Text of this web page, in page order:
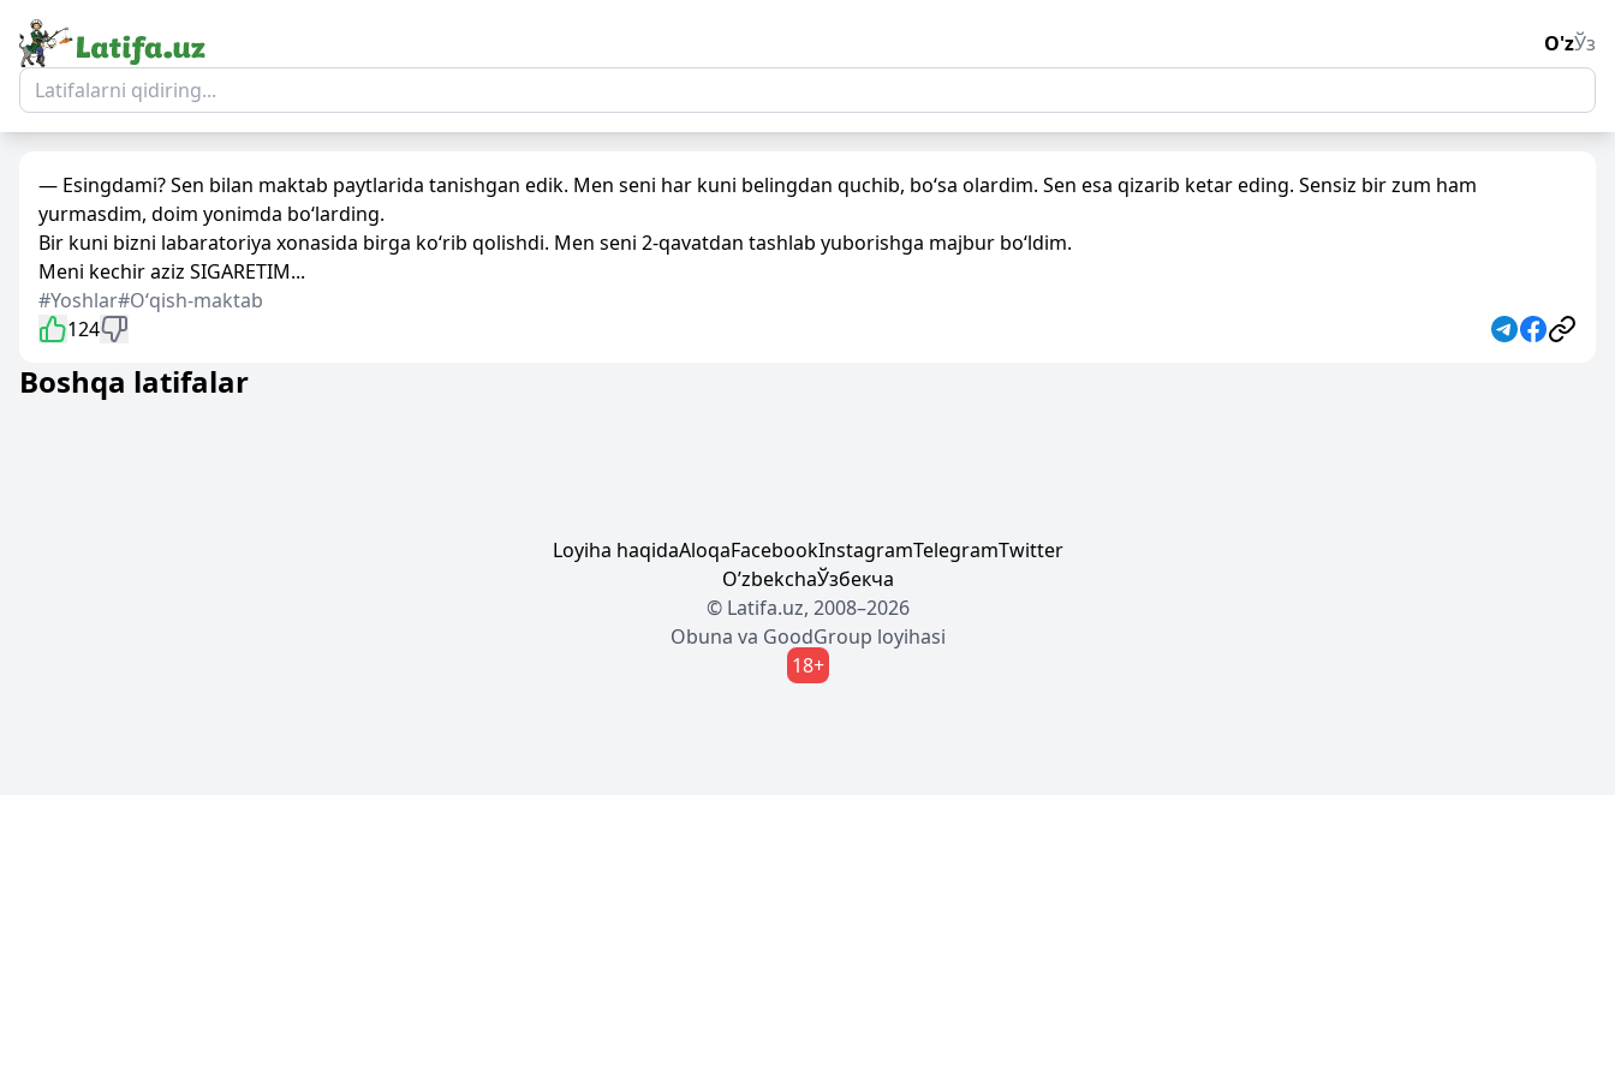
O'zЎз
— Esingdami? Sen bilan maktab paytlarida tanishgan edik. Men seni har kuni belingdan quchib, bo‘sa olardim. Sen esa qizarib ketar eding. Sensiz bir zum ham
yurmasdim, doim yonimda bo‘larding.
Bir kuni bizni labaratoriya xonasida birga ko‘rib qolishdi. Men seni 2-qavatdan tashlab yuborishga majbur bo‘ldim.
Meni kechir aziz SIGARETIM...
#Yoshlar#Oʻqish-maktab
124
Boshqa latifalar
Loyiha haqidaAloqaFacebookInstagramTelegramTwitter
OʼzbekchaЎзбекча
© Latifa.uz, 2008–2026
Obuna va GoodGroup loyihasi
18+